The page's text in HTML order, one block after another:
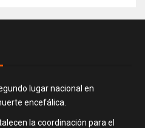
lugar nacional en
encefálica.
la coordinación para el